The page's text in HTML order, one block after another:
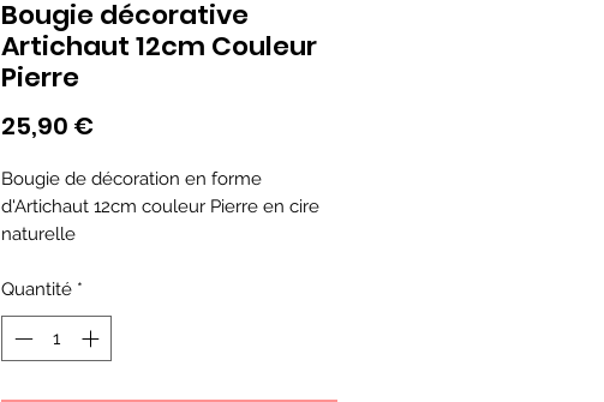
Bougie décorative
Artichaut 12cm Couleur
Pierre
25,90 €Prix
Bougie de décoration en forme
d'Artichaut 12cm couleur Pierre en cire
naturelle
Quantité *